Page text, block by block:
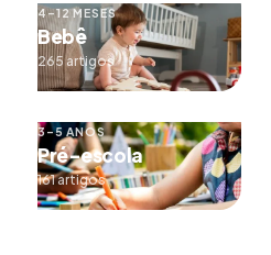
4–12 MESES
Bebê
265 artigos
3–5 ANOS
Pré-escola
161 artigos